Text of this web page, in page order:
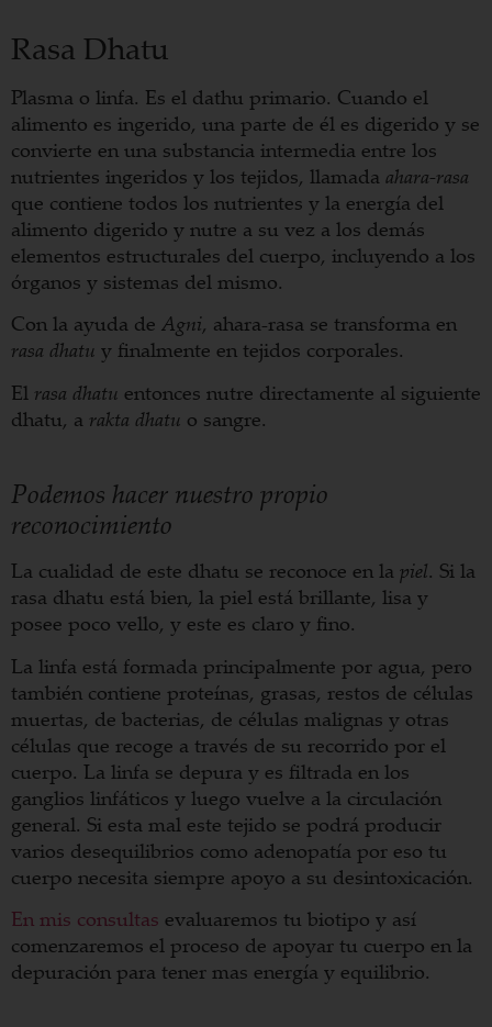
Rasa Dhatu
Plasma o linfa. Es el dathu primario. Cuando el
alimento es ingerido, una parte de él es digerido y se
convierte en una substancia intermedia entre los
nutrientes ingeridos y los tejidos, llamada ahara-rasa
que contiene todos los nutrientes y la energía del
alimento digerido y nutre a su vez a los demás
elementos estructurales del cuerpo, incluyendo a los
órganos y sistemas del mismo.
Con la ayuda de Agni, ahara-rasa se transforma en
rasa dhatu y finalmente en tejidos corporales.
El rasa dhatu entonces nutre directamente al siguiente
dhatu, a rakta dhatu o sangre.
Podemos hacer nuestro propio
reconocimiento
La cualidad de este dhatu se reconoce en la piel. Si la
rasa dhatu está bien, la piel está brillante, lisa y
posee poco vello, y este es claro y fino.
La linfa está formada principalmente por agua, pero
también contiene proteínas, grasas, restos de células
muertas, de bacterias, de células malignas y otras
células que recoge a través de su recorrido por el
cuerpo. La linfa se depura y es filtrada en los
ganglios linfáticos y luego vuelve a la circulación
general. Si esta mal este tejido se podrá producir
varios desequilibrios como adenopatía por eso tu
cuerpo necesita siempre apoyo a su desintoxicación.
En mis consultas evaluaremos tu biotipo y así
comenzaremos el proceso de apoyar tu cuerpo en la
depuración para tener mas energía y equilibrio.